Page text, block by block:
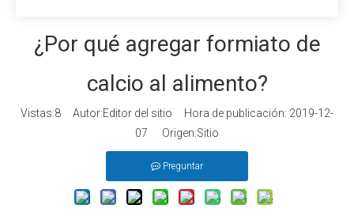
¿Por qué agregar formiato de
calcio al alimento?
Vistas:8 Autor:Editor del sitio Hora de publicación: 2019-12-
07 Origen:Sitio
Preguntar